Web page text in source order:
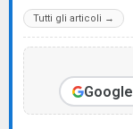
Tutti gli articoli →
Google